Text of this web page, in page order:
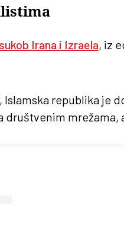
sukob Irana i Izraela, iz
Islamska republika je
društvenim